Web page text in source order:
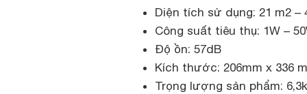
Diện tích sử dụng: 21 m2 –
Công suất tiêu thụ: 1W –
Độ ồn: 57dB
Kích thước: 206mm x 336
Trọng lượng sản phẩm: